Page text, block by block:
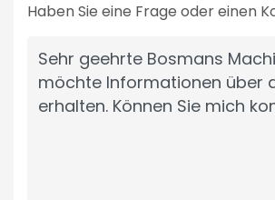
Haben Sie eine Frage oder einen